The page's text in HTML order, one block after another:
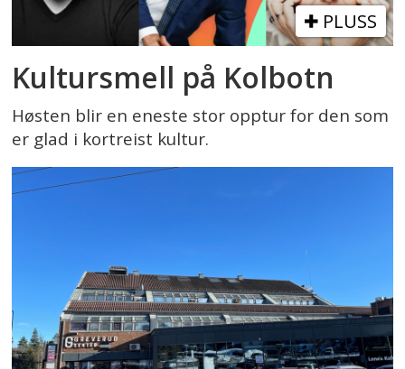
PLUSS
Kultursmell på Kolbotn
Høsten blir en eneste stor opptur for den som
er glad i kortreist kultur.